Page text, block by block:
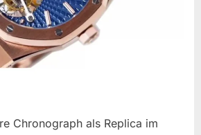
Chronograph als Replica im